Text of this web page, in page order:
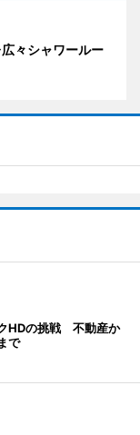
々シャワールー
HDの挑戦 不動産か
で